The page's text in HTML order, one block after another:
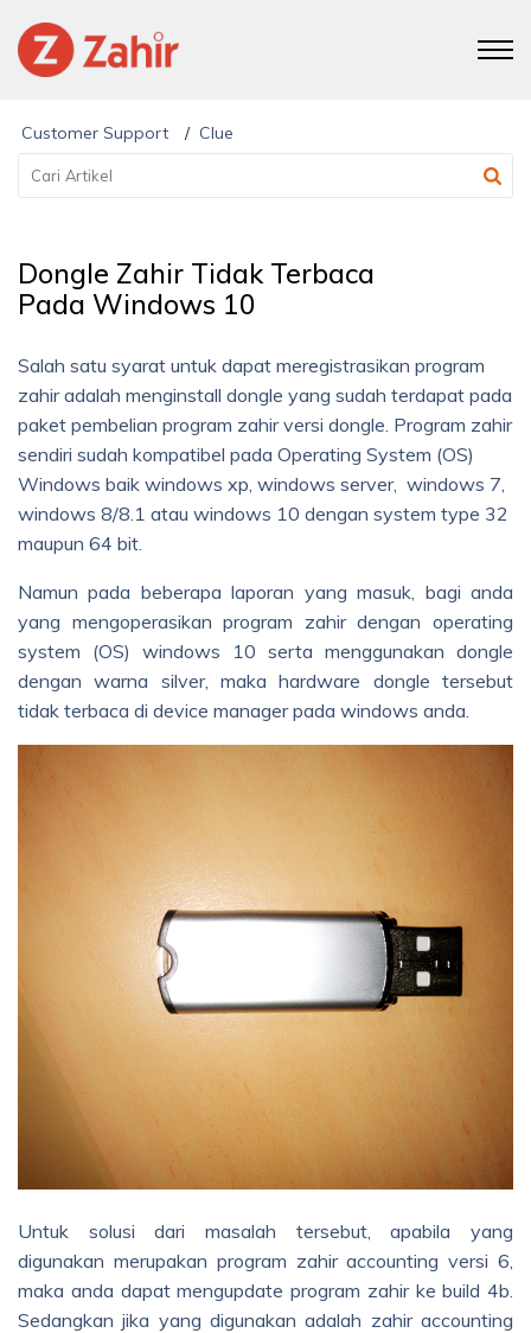
Customer Support Clue
Dongle Zahir Tidak Terbaca
Pada Windows 10
Salah satu syarat untuk dapat meregistrasikan program
zahir adalah menginstall dongle yang sudah terdapat pada
paket pembelian program zahir versi dongle. Program zahir
sendiri sudah kompatibel pada Operating System (OS)
Windows baik windows xp, windows server, windows 7,
windows 8/8.1 atau windows 10 dengan system type 32
maupun 64 bit.
Namun pada beberapa laporan yang masuk, bagi anda
yang mengoperasikan program zahir dengan operating
system (OS) windows 10 serta menggunakan dongle
dengan warna silver, maka hardware dongle tersebut
tidak terbaca di device manager pada windows anda.
Untuk solusi dari masalah tersebut, apabila yang
digunakan merupakan program zahir accounting versi 6,
maka anda dapat mengupdate program zahir ke build 4b.
Sedangkan jika yang digunakan adalah zahir accounting